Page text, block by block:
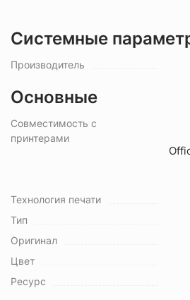
Системные
Производитель
Основные
Совместимость с
принтерами
Технология печати
Тип
Оригинал
Цвет
Ресурс